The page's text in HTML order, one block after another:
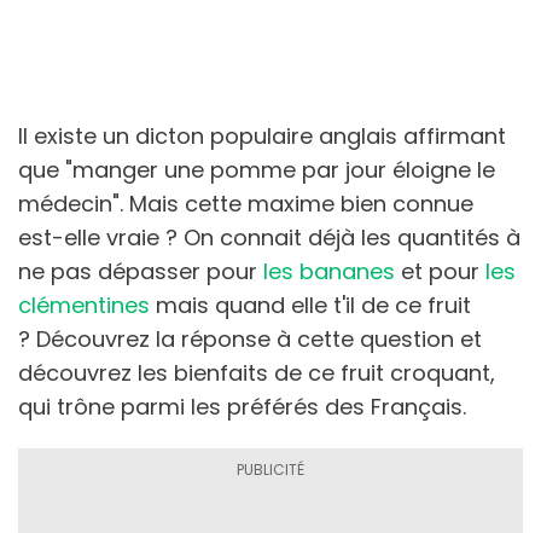
Il existe un dicton populaire anglais affirmant
que "manger une pomme par jour éloigne le
médecin". Mais cette maxime bien connue
est-elle vraie ? On connait déjà les quantités à
ne pas dépasser pour les bananes et pour les
clémentines mais quand elle t'il de ce fruit
? Découvrez la réponse à cette question et
découvrez les bienfaits de ce fruit croquant,
qui trône parmi les préférés des Français.